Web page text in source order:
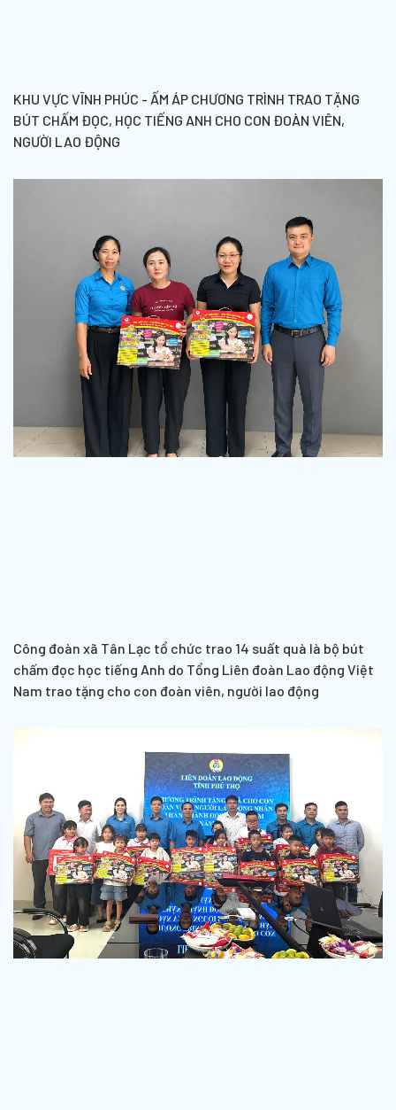
KHU VỰC VĨNH PHÚC - ẤM ÁP CHƯƠNG TRÌNH TRAO TẶNG
BÚT CHẤM ĐỌC, HỌC TIẾNG ANH CHO CON ĐOÀN VIÊN,
NGƯỜI LAO ĐỘNG
Công đoàn xã Tân Lạc tổ chức trao 14 suất quà là bộ bút
chấm đọc học tiếng Anh do Tổng Liên đoàn Lao động Việt
Nam trao tặng cho con đoàn viên, người lao động